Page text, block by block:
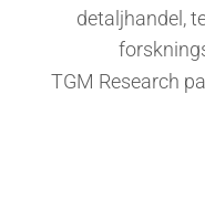
detaljhandel,
TGM Research